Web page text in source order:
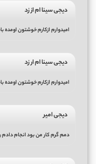
دیجی سینا ام از زد
امیدوارم ازکارم خوشتون اومده
دیجی سینا ام ار زد
امیدوارم ازکارم خوشتون اومده
دیجی امیر
دمم گرم کار من بود انجام